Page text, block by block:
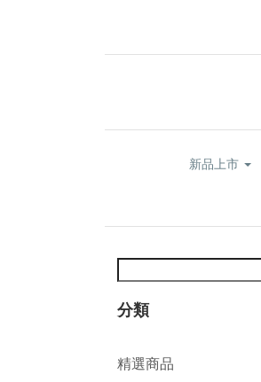
新品上市
分類
精選商品